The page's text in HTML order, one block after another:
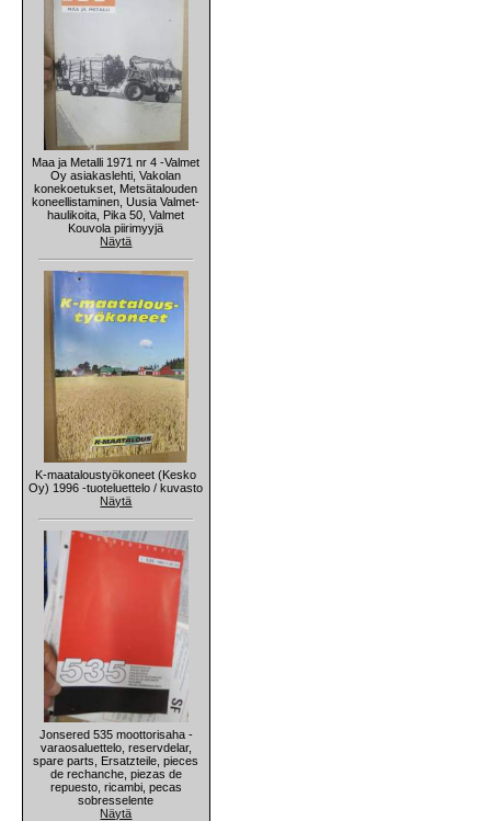
Maa ja Metalli 1971 nr 4 -Valmet
Oy asiakaslehti, Vakolan
konekoetukset, Metsätalouden
koneellistaminen, Uusia Valmet-
haulikoita, Pika 50, Valmet
Kouvola piirimyyjä
Näytä
K-maataloustyökoneet (Kesko
Oy) 1996 -tuoteluettelo / kuvasto
Näytä
Jonsered 535 moottorisaha -
varaosaluettelo, reservdelar,
spare parts, Ersatzteile, pieces
de rechanche, piezas de
repuesto, ricambi, pecas
sobresselente
Näytä